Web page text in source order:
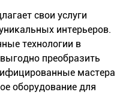
свои услуги
интерьеров.
технологии в
преобразить
мастера
оборудование для